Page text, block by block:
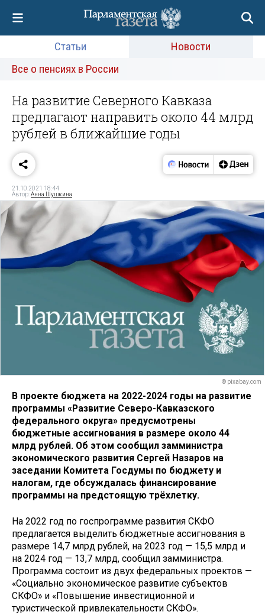
Статьи
Новости
Все о пенсиях в России
На развитие Северного Кавказа
предлагают направить около 44 млрд
рублей в ближайшие годы
21.10.2021 18:44
Автор:Анна Шушкина
© pixabay.com
В проекте бюджета на 2022-2024 годы на развитие
программы «Развитие Северо-Кавказского
федерального округа» предусмотрены
бюджетные ассигнования в размере около 44
млрд рублей. Об этом сообщил замминистра
экономического развития Сергей Назаров на
заседании Комитета Госдумы по бюджету и
налогам, где обсуждалась финансирование
программы на предстоящую трёхлетку.
На 2022 год по госпрограмме развития СКФО
предлагается выделить бюджетные ассигнования в
размере 14,7 млрд рублей, на 2023 год — 15,5 млрд и
на 2024 год — 13,7 млрд, сообщил замминистра.
Программа состоит из двух федеральных проектов —
«Социально экономическое развитие субъектов
СКФО» и «Повышение инвестиционной и
туристической привлекательности СКФО».